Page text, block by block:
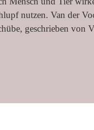
nutzen. Van der
geschrieben von